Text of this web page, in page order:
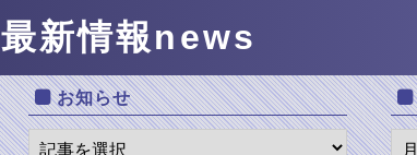
最新情報news
お知らせ